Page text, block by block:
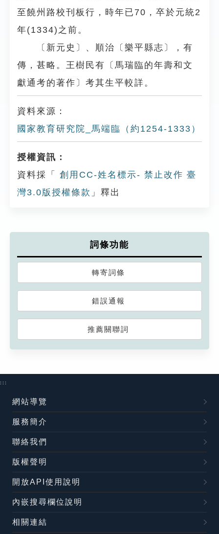
至饒州路校刊板行，時年已70，卒於元統2
年(1334)之前。
〔新元史〕、順治〔樂平縣志〕，有
傳，甚略。王樹民有〔馬瑞臨的年壽和文
獻通考的著作〕考其生平較詳。
資料來源：
國家教育研究院_馬端臨（約1254-1333）
授權資訊：
資料採「
創用CC-姓名標示- 禁止改作 臺
灣3.0版授權條款 」釋出
詞條功能
轉寄詞條
錯誤通報
推薦關聯詞
:::
網站導覽
服務簡介
聯絡我們
版權聲明
開放API使用說明
內嵌搜尋欄位說明
相關連結